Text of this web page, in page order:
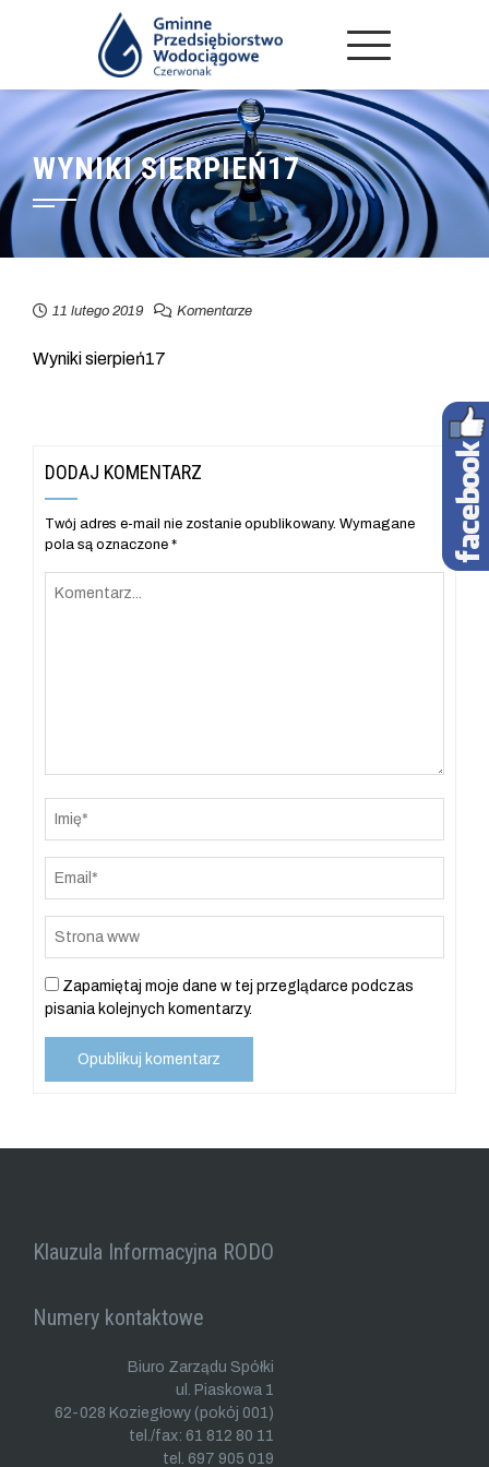
WYNIKI SIERPIEŃ17
11 lutego 2019 Komentarze
Wyniki sierpień17
DODAJ KOMENTARZ
Twój adres e-mail nie zostanie opublikowany. Wymagane
pola są oznaczone *
Zapamiętaj moje dane w tej przeglądarce podczas
pisania kolejnych komentarzy.
Klauzula Informacyjna RODO
Numery kontaktowe
Biuro Zarządu Spółki
ul. Piaskowa 1
62-028 Koziegłowy (pokój 001)
tel./fax: 61 812 80 11
tel. 697 905 019